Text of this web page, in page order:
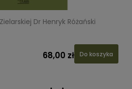
Dr Henryk Różański
68,00 zł Do koszyka